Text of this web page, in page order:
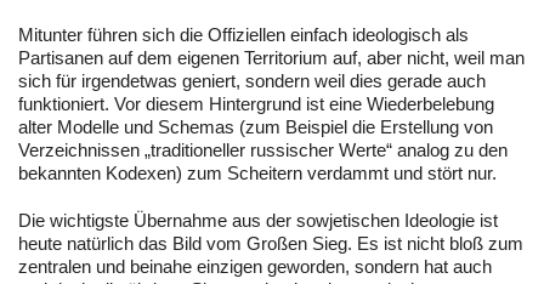
Mitunter führen sich die Offiziellen einfach ideologisch als
Partisanen auf dem eigenen Territorium auf, aber nicht, weil man
sich für irgendetwas geniert, sondern weil dies gerade auch
funktioniert. Vor diesem Hintergrund ist eine Wiederbelebung
alter Modelle und Schemas (zum Beispiel die Erstellung von
Verzeichnissen „traditioneller russischer Werte“ analog zu den
bekannten Kodexen) zum Scheitern verdammt und stört nur.
Die wichtigste Übernahme aus der sowjetischen Ideologie ist
heute natürlich das Bild vom Großen Sieg. Es ist nicht bloß zum
zentralen und beinahe einzigen geworden, sondern hat auch